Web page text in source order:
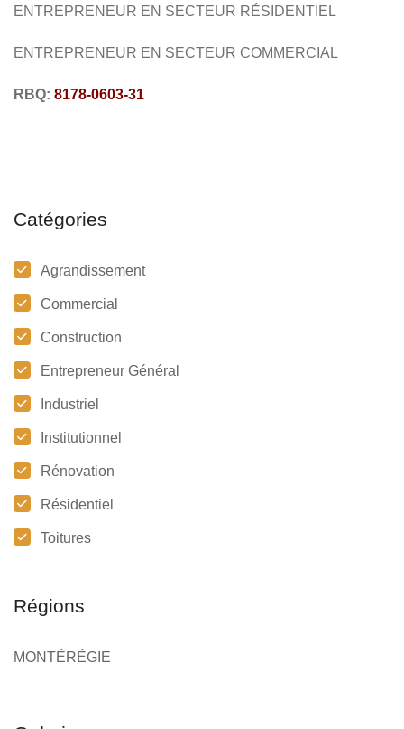
ENTREPRENEUR EN SECTEUR RÉSIDENTIEL
ENTREPRENEUR EN SECTEUR COMMERCIAL
RBQ: 8178-0603-31
Catégories
Agrandissement
Commercial
Construction
Entrepreneur Général
Industriel
Institutionnel
Rénovation
Résidentiel
Toitures
Régions
MONTÉRÉGIE